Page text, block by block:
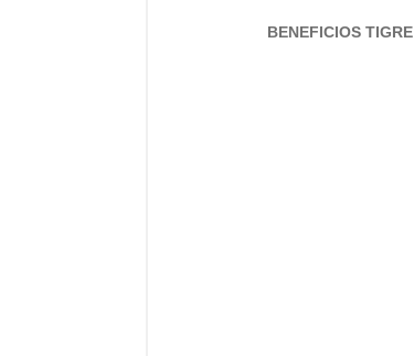
BENEFICIOS TIGRE